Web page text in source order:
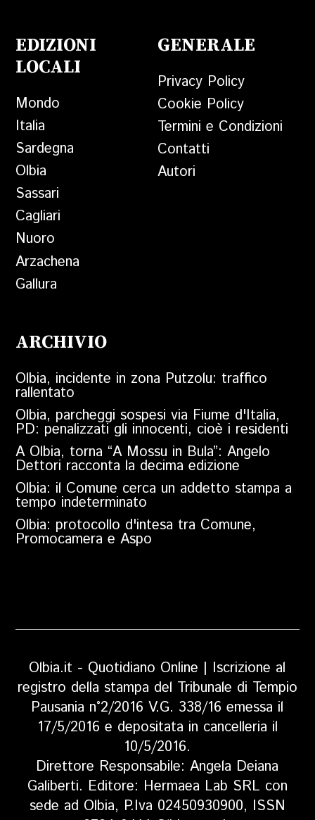
EDIZIONI
LOCALI
Mondo
Italia
Sardegna
Olbia
Sassari
Cagliari
Nuoro
Arzachena
Gallura
GENERALE
Privacy Policy
Cookie Policy
Termini e Condizioni
Contatti
Autori
ARCHIVIO
Olbia, incidente in zona Putzolu: traffico
rallentato
Olbia, parcheggi sospesi via Fiume d'Italia,
PD: penalizzati gli innocenti, cioè i residenti
A Olbia, torna “A Mossu in Bula”: Angelo
Dettori racconta la decima edizione
Olbia: il Comune cerca un addetto stampa a
tempo indeterminato
Olbia: protocollo d'intesa tra Comune,
Promocamera e Aspo
Olbia.it - Quotidiano Online | Iscrizione al
registro della stampa del Tribunale di Tempio
Pausania n°2/2016 V.G. 338/16 emessa il
17/5/2016 e depositata in cancelleria il
10/5/2016.
Direttore Responsabile: Angela Deiana
Galiberti. Editore: Hermaea Lab SRL con
sede ad Olbia, P.Iva 02450930900, ISSN